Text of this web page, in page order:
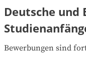
Deutsche und
Bewerbungen sind